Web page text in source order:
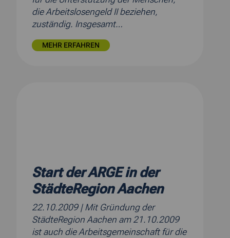
die Arbeitslosengeld II beziehen,
zuständig. Insgesamt…
MEHR ERFAHREN
Start der ARGE in der
StädteRegion Aachen
22.10.2009 | Mit Gründung der
StädteRegion Aachen am 21.10.2009
ist auch die Arbeitsgemeinschaft für die